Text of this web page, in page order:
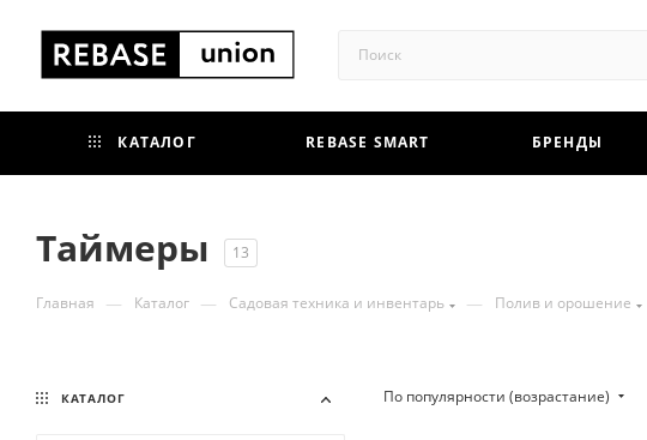
КАТАЛОГ REBASE SMART БРЕНДЫ
Таймеры 13
Главная — Каталог — Садовая техника и инвентарь — Полив и орошение
По популярности (возрастание)
КАТАЛОГ